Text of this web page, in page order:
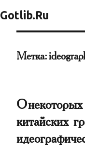
Gotlib.Ru
Метка:
О
китайских